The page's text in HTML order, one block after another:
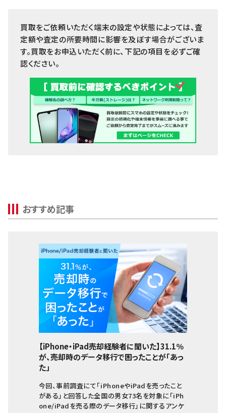
Pixel 6
Pixel 5a
Pixel 5
Pixel 4a
Pixel 4 XL
Pixel 4
Pixel 3
iPad
Arrowsタブ
Qua tab
MediaPad
LAVIE Tab
YOGA Tab
Apple Watch
買取をご依頼いただく端末の設定や状態によっては、査
定額や査定の所要時間に影響を及ぼす場合がございま
す。買取をお申込いただく前に、下記の項目を必ずご確
認ください。
おすすめ記事
【iPhone・iPad売却経験者に聞いた】31.1％
が、売却時のデータ移行で困ったことが「あっ
た」
今回、事前調査にて「iPhoneやiPadを売ったこと
がある」と回答した全国の男女73名を対象に「iPh
one/iPadを売る際のデータ移行」に関するアンケ